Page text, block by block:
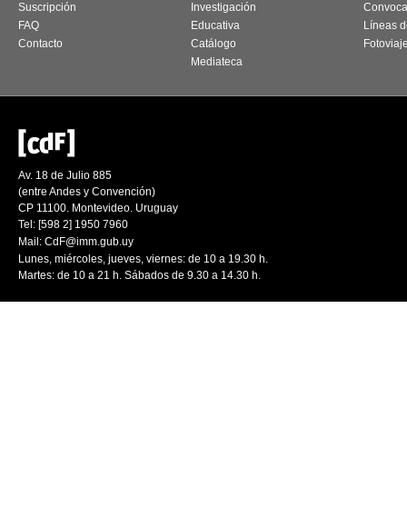
Suscripción
FAQ
Contacto
Investigación
Educativa
Catálogo
Mediateca
Líneas
Av. 18 de Julio 885
(entre Andes y Convención)
CP 11100. Montevideo. Uruguay
Tel: [598 2] 1950 7960
Mail: CdF@imm.gub.uy
Lunes, miércoles, jueves, viernes: de 10 a 19.30 h.
Martes: de 10 a 21 h. Sábados de 9.30 a 14.30 h.